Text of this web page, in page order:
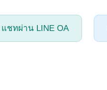
แชทผ่าน LINE OA